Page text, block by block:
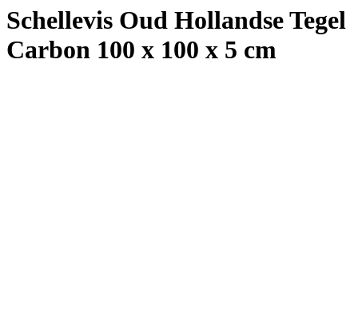
Schellevis Oud Hollandse Tegel
Carbon 100 x 100 x 5 cm